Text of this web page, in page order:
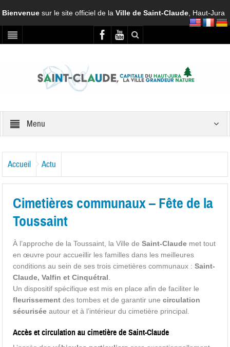
Bienvenuesur le site officiel de laVille de Saint-Claude , Haut-Jura
Menu
Accueil Actu
Cimetières communaux – Fête de la
Toussaint
À l’approche de la Toussaint, la Ville deSaint-Claude met tout
en œuvre pour accueillir les familles dans les meilleures
conditions au sein de ses trois cimetières communaux :Saint-
Claude, Valfin et Cinquétral
Un dispositif spécifique est mis en place afin de faciliter le
fleurissement des tombes et de garantir unecirculation
sécurisée autour et à l’intérieur du cimetière principal.
Accès et circulation au cimetière de Saint-Claude